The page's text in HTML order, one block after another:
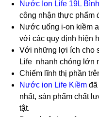
Nước Ion Life 19L
công nhận thực phẩm
Nước uống i-on kiềm
với các quy định hiện
Với những lợi ích cho
Life nhanh chóng lớn
Chiếm lĩnh thị phần
Nước ion Life Kiềm đã
nhất, sản phẩm chất
tật.